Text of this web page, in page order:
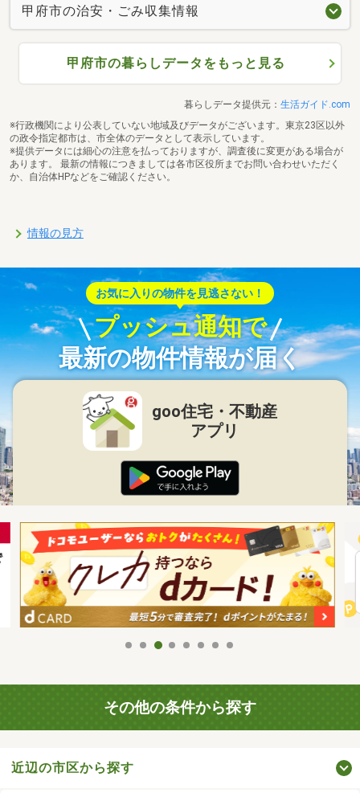
甲府市の治安・ごみ収集情報
甲府市の暮らしデータをもっと見る
暮らしデータ提供元： 生活ガイド.com
※行政機関により公表していない地域及びデータがございます。東京23区以外
の政令指定都市は、市全体のデータとして表示しています。
※提供データには細心の注意を払っておりますが、調査後に変更がある場合が
あります。 最新の情報につきましては各市区役所までお問い合わせいただく
か、自治体HPなどをご確認ください。
情報の見方
お気に入りの物件を見逃さない！
プッシュ通知で
最新の物件情報が届く
goo住宅・不動産
アプリ
その他の条件から探す
近辺の市区から探す